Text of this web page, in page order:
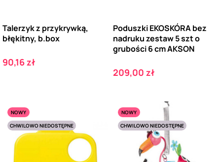
Talerzyk z przykrywką,
błękitny, b.box
Cena
90,16 zł
Poduszki EKOSKÓRA bez
nadruku zestaw 5 szt o
grubości 6 cm AKSON
Cena
209,00 zł
NOWY
CHWILOWO NIEDOSTĘPNE
NOWY
CHWILOWO NIEDOSTĘPNE